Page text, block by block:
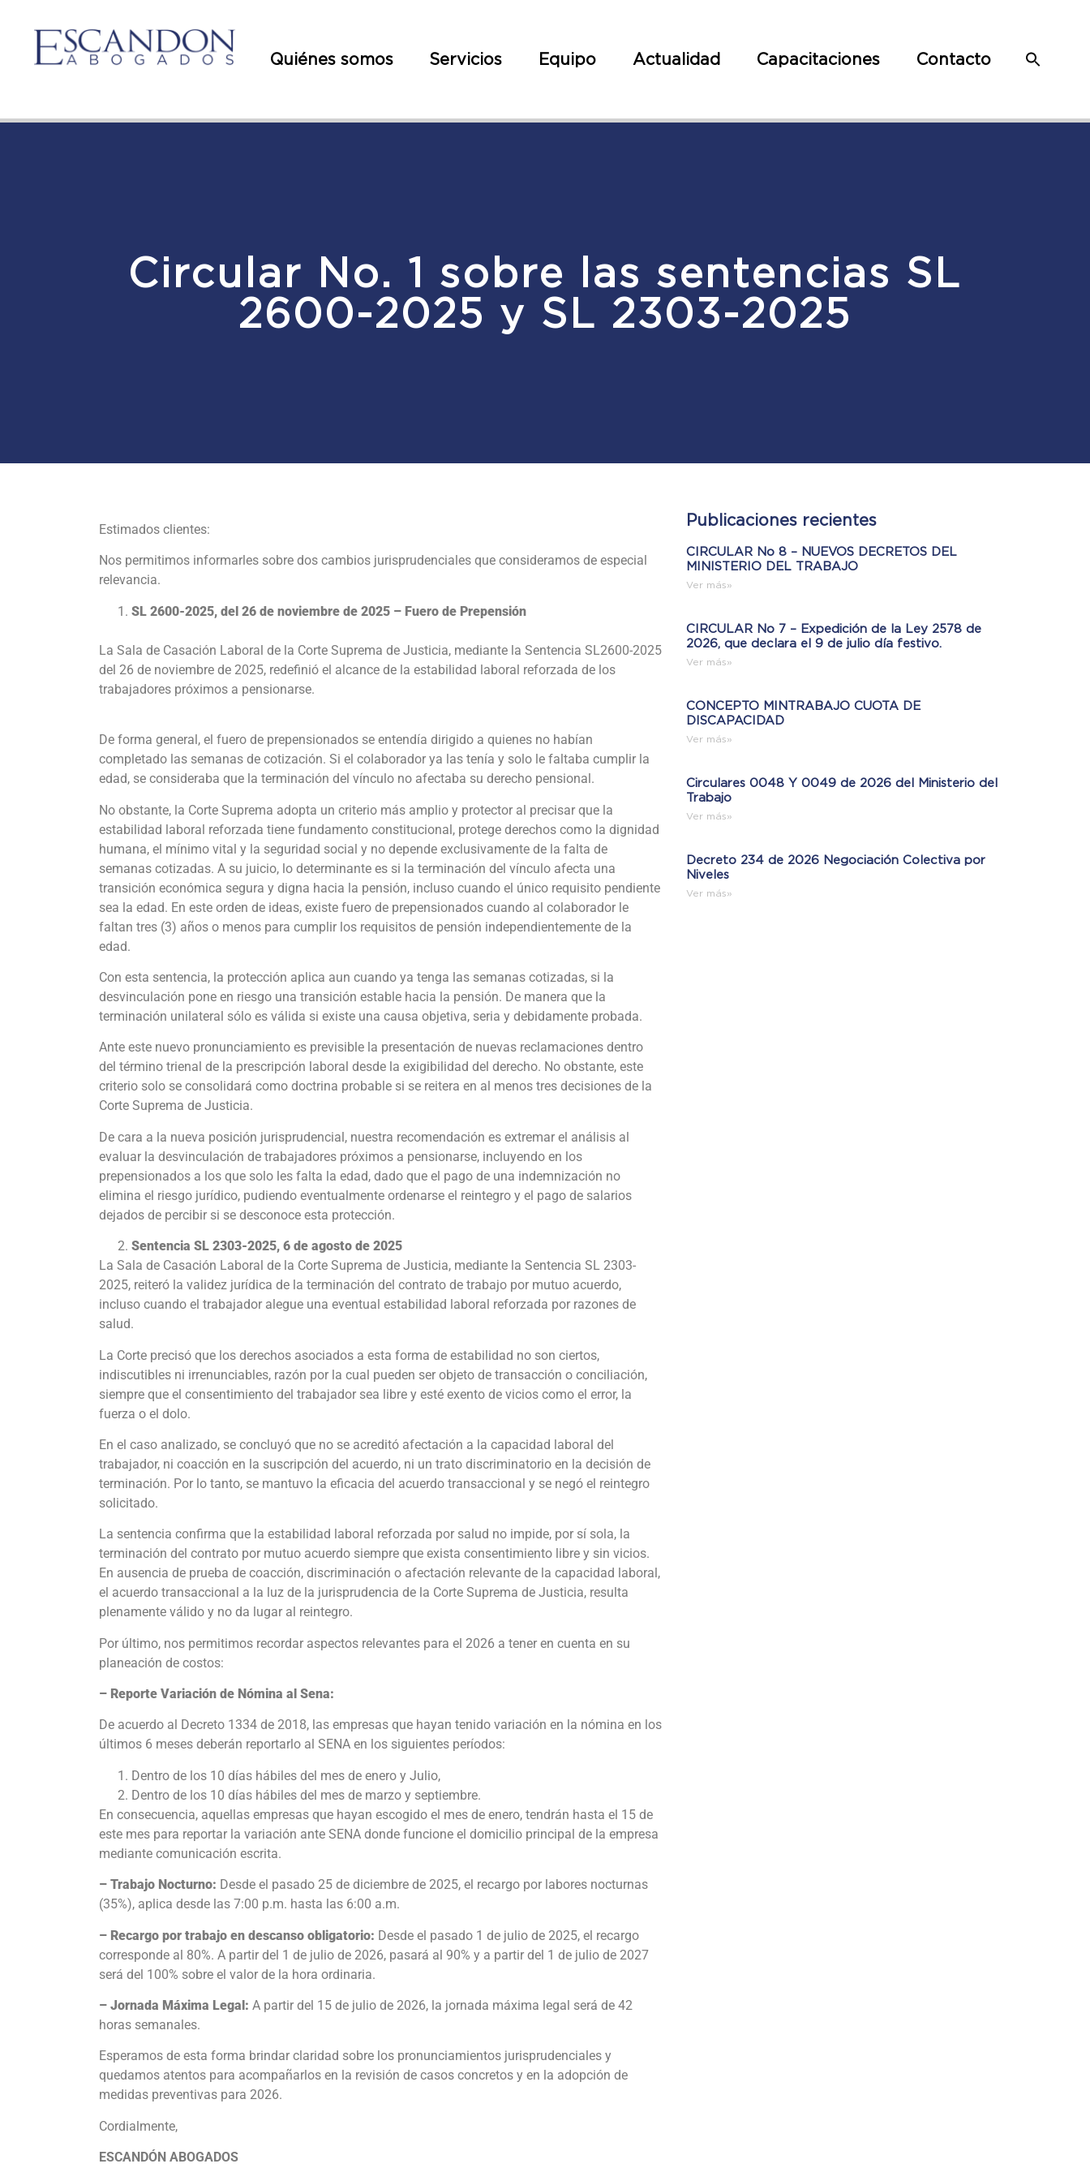
Quiénes somos Servicios Equipo Actualidad Capacitaciones Contacto
Circular No. 1 sobre las sentencias SL
2600-2025 y SL 2303-2025
Estimados clientes:
Nos permitimos informarles sobre dos cambios jurisprudenciales que consideramos de especial
relevancia.
SL 2600-2025, del 26 de noviembre de 2025 – Fuero de Prepensión
La Sala de Casación Laboral de la Corte Suprema de Justicia, mediante la Sentencia SL2600-2025
del 26 de noviembre de 2025, redefinió el alcance de la estabilidad laboral reforzada de los
trabajadores próximos a pensionarse.
De forma general, el fuero de prepensionados se entendía dirigido a quienes no habían
completado las semanas de cotización. Si el colaborador ya las tenía y solo le faltaba cumplir la
edad, se consideraba que la terminación del vínculo no afectaba su derecho pensional.
No obstante, la Corte Suprema adopta un criterio más amplio y protector al precisar que la
estabilidad laboral reforzada tiene fundamento constitucional, protege derechos como la dignidad
humana, el mínimo vital y la seguridad social y no depende exclusivamente de la falta de
semanas cotizadas. A su juicio, lo determinante es si la terminación del vínculo afecta una
transición económica segura y digna hacia la pensión, incluso cuando el único requisito pendiente
sea la edad. En este orden de ideas, existe fuero de prepensionados cuando al colaborador le
faltan tres (3) años o menos para cumplir los requisitos de pensión independientemente de la
edad.
Con esta sentencia, la protección aplica aun cuando ya tenga las semanas cotizadas, si la
desvinculación pone en riesgo una transición estable hacia la pensión. De manera que la
terminación unilateral sólo es válida si existe una causa objetiva, seria y debidamente probada.
Ante este nuevo pronunciamiento es previsible la presentación de nuevas reclamaciones dentro
del término trienal de la prescripción laboral desde la exigibilidad del derecho. No obstante, este
criterio solo se consolidará como doctrina probable si se reitera en al menos tres decisiones de la
Corte Suprema de Justicia.
De cara a la nueva posición jurisprudencial, nuestra recomendación es extremar el análisis al
evaluar la desvinculación de trabajadores próximos a pensionarse, incluyendo en los
prepensionados a los que solo les falta la edad, dado que el pago de una indemnización no
elimina el riesgo jurídico, pudiendo eventualmente ordenarse el reintegro y el pago de salarios
dejados de percibir si se desconoce esta protección.
Sentencia SL 2303-2025, 6 de agosto de 2025
La Sala de Casación Laboral de la Corte Suprema de Justicia, mediante la Sentencia SL 2303-
2025, reiteró la validez jurídica de la terminación del contrato de trabajo por mutuo acuerdo,
incluso cuando el trabajador alegue una eventual estabilidad laboral reforzada por razones de
salud.
La Corte precisó que los derechos asociados a esta forma de estabilidad no son ciertos,
indiscutibles ni irrenunciables, razón por la cual pueden ser objeto de transacción o conciliación,
siempre que el consentimiento del trabajador sea libre y esté exento de vicios como el error, la
fuerza o el dolo.
En el caso analizado, se concluyó que no se acreditó afectación a la capacidad laboral del
trabajador, ni coacción en la suscripción del acuerdo, ni un trato discriminatorio en la decisión de
terminación. Por lo tanto, se mantuvo la eficacia del acuerdo transaccional y se negó el reintegro
solicitado.
La sentencia confirma que la estabilidad laboral reforzada por salud no impide, por sí sola, la
terminación del contrato por mutuo acuerdo siempre que exista consentimiento libre y sin vicios.
En ausencia de prueba de coacción, discriminación o afectación relevante de la capacidad laboral,
el acuerdo transaccional a la luz de la jurisprudencia de la Corte Suprema de Justicia, resulta
plenamente válido y no da lugar al reintegro.
Por último, nos permitimos recordar aspectos relevantes para el 2026 a tener en cuenta en su
planeación de costos:
– Reporte Variación de Nómina al Sena:
De acuerdo al Decreto 1334 de 2018, las empresas que hayan tenido variación en la nómina en los
últimos 6 meses deberán reportarlo al SENA en los siguientes períodos:
Dentro de los 10 días hábiles del mes de enero y Julio,
Dentro de los 10 días hábiles del mes de marzo y septiembre.
En consecuencia, aquellas empresas que hayan escogido el mes de enero, tendrán hasta el 15 de
este mes para reportar la variación ante SENA donde funcione el domicilio principal de la empresa
mediante comunicación escrita.
– Trabajo Nocturno: Desde el pasado 25 de diciembre de 2025, el recargo por labores nocturnas
(35%), aplica desde las 7:00 p.m. hasta las 6:00 a.m.
– Recargo por trabajo en descanso obligatorio: Desde el pasado 1 de julio de 2025, el recargo
corresponde al 80%. A partir del 1 de julio de 2026, pasará al 90% y a partir del 1 de julio de 2027
será del 100% sobre el valor de la hora ordinaria.
– Jornada Máxima Legal: A partir del 15 de julio de 2026, la jornada máxima legal será de 42
horas semanales.
Esperamos de esta forma brindar claridad sobre los pronunciamientos jurisprudenciales y
quedamos atentos para acompañarlos en la revisión de casos concretos y en la adopción de
medidas preventivas para 2026.
Cordialmente,
ESCANDÓN ABOGADOS
Publicaciones recientes
CIRCULAR No 8 – NUEVOS DECRETOS DEL
MINISTERIO DEL TRABAJO
Ver más»
CIRCULAR No 7 – Expedición de la Ley 2578 de
2026, que declara el 9 de julio día festivo.
Ver más»
CONCEPTO MINTRABAJO CUOTA DE
DISCAPACIDAD
Ver más»
Circulares 0048 Y 0049 de 2026 del Ministerio del
Trabajo
Ver más»
Decreto 234 de 2026 Negociación Colectiva por
Niveles
Ver más»